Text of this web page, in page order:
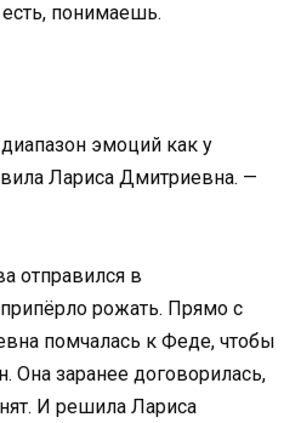
понимаешь.
эмоций как у
Лариса Дмитриевна. —
отправился в
рожать. Прямо с
помчалась к Феде, чтобы
Она заранее договорилась,
И решила Лариса